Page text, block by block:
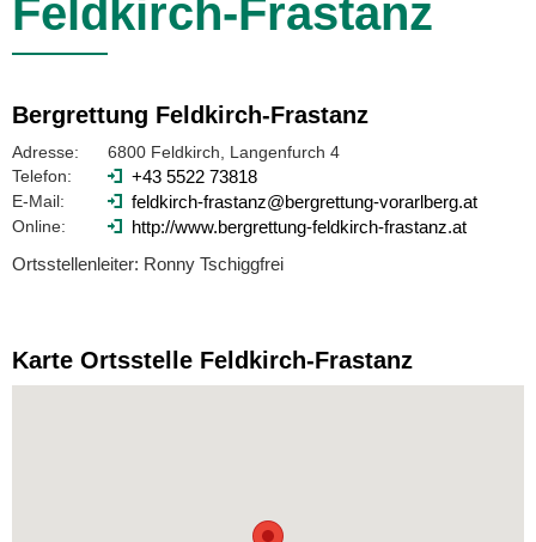
Feldkirch-Frastanz
Bergrettung Feldkirch-Frastanz
Adresse:
6800 Feldkirch, Langenfurch 4
Telefon:
+43 5522 73818
E-Mail: feldkirch-frastanz@bergrettung-vorarlberg.at
Online:
http://www.bergrettung-feldkirch-frastanz.at
Ortsstellenleiter: Ronny Tschiggfrei
Karte Ortsstelle Feldkirch-Frastanz